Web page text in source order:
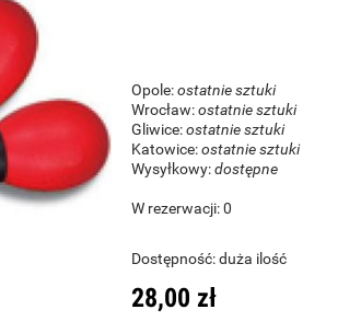
Gitara Klasyczna 4/4 -
Protege C1 Matiz Coral
Opole:ostatnie sztuki
Wrocław:ostatnie sztuki
Gliwice:ostatnie sztuki
Katowice:ostatnie sztuki
Wysyłkowy:dostępne
W rezerwacji: 0
Dostępność:duża ilość
28,00 zł